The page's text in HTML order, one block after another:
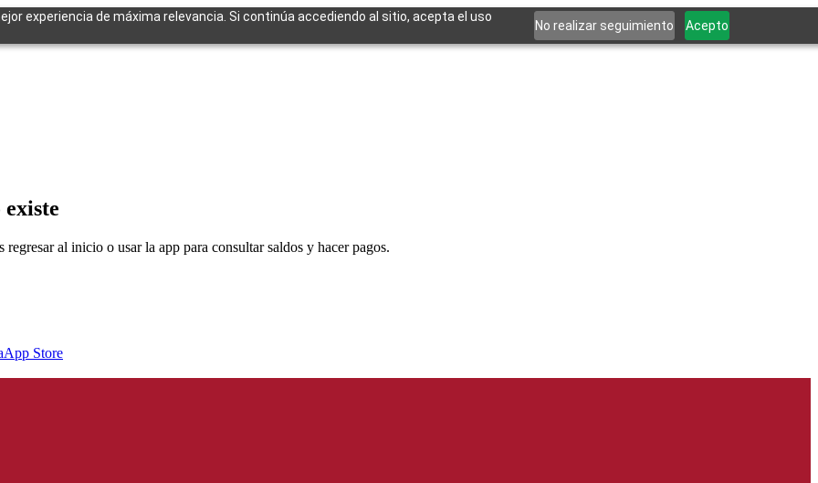
experiencia de máxima relevancia. Si continúa accediendo al sitio, acepta el uso
No realizar seguimiento Acepto
al inicio o usar la app para consultar saldos y hacer pagos.
App Store